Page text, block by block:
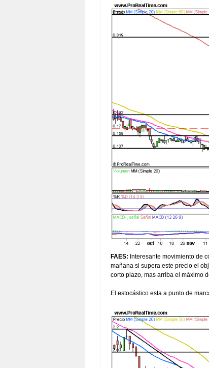
FAES: Interesante movimiento de
mañana si supera este precio el
corto plazo, mas arriba el máximo
El estocástico esta a punto de